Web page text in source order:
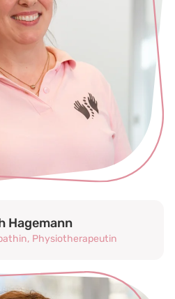
Hagemann
Physiotherapeutin